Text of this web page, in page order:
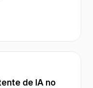
de IA no